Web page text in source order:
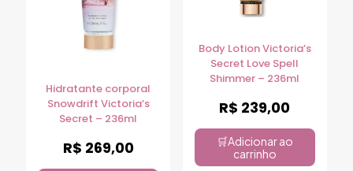
Hidratante corporal
Snowdrift Victoria’s
Secret – 236ml
R$ 269,00
Body Lotion Victoria’s
Secret Love Spell
Shimmer – 236ml
R$ 239,00
Adicionar ao
carrinho